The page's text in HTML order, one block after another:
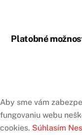
Platobné
Aby sme vám
fungovaniu webu
cookies. Súhlasím